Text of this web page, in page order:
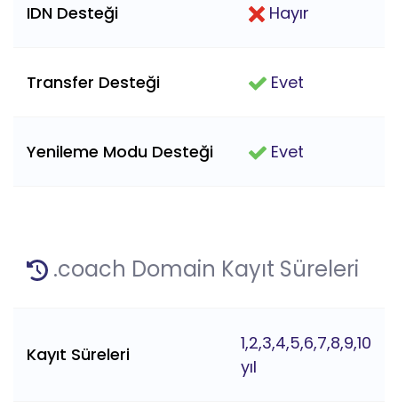
IDN Desteği Hayır
Transfer Desteği Evet
Yenileme Modu Desteği Evet
.coach Domain Kayıt Süreleri
Kayıt Süreleri
1,2,3,4,5,6,7,8,9,10
yıl